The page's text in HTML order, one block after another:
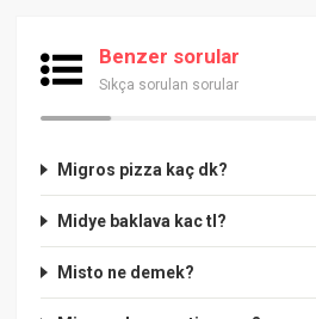
Benzer sorular
Sıkça sorulan sorular
Migros pizza kaç dk?
Midye baklava kac tl?
Misto ne demek?